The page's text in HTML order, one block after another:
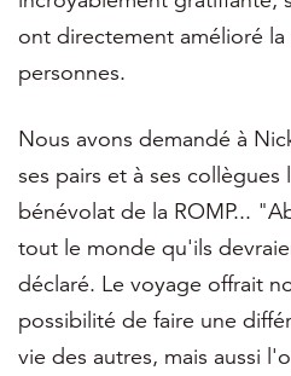
ont directement amélioré
personnes.
Nous avons demandé à
ses pairs et à ses collègues
bénévolat de la ROMP...
tout le monde qu'ils
déclaré. Le voyage offrait
possibilité de faire une
vie des autres, mais aussi